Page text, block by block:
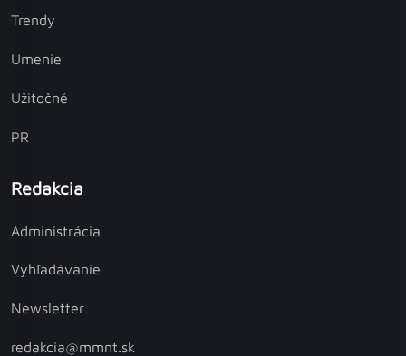
Trendy
Umenie
Užitočné
PR
Redakcia
Administrácia
Vyhľadávanie
Newsletter
redakcia@mmnt.sk